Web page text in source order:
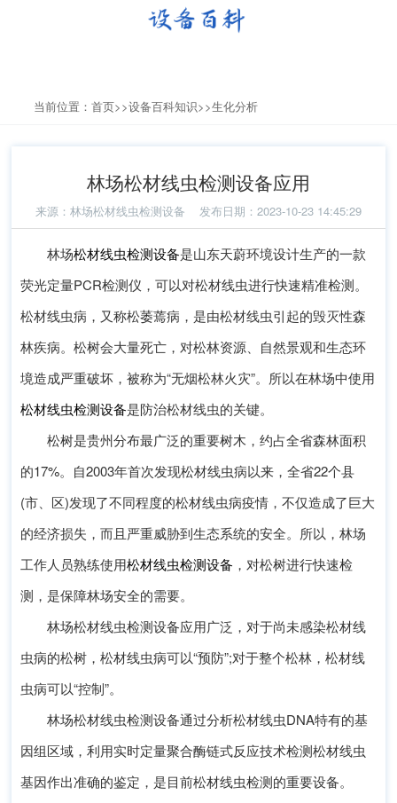
当前位置： 首页>>设备百科知识>>生化分析
林场松材线虫检测设备应用
来源： 林场松材线虫检测设备 发布日期：2023-10-23 14:45:29
林场松材线虫检测设备是山东天蔚环境设计生产的一款
荧光定量PCR检测仪，可以对松材线虫进行快速精准检测。
松材线虫病，又称松萎蔫病，是由松材线虫引起的毁灭性森
林疾病。松树会大量死亡，对松林资源、自然景观和生态环
境造成严重破坏，被称为“无烟松林火灾”。所以在林场中使用
松材线虫检测设备是防治松材线虫的关键。
松树是贵州分布最广泛的重要树木，约占全省森林面积
的17%。自2003年首次发现松材线虫病以来，全省22个县
(市、区)发现了不同程度的松材线虫病疫情，不仅造成了巨大
的经济损失，而且严重威胁到生态系统的安全。所以，林场
工作人员熟练使用松材线虫检测设备 ，对松树进行快速检
测，是保障林场安全的需要。
林场松材线虫检测设备应用广泛，对于尚未感染松材线
虫病的松树，松材线虫病可以“预防”;对于整个松林，松材线
虫病可以“控制”。
林场松材线虫检测设备通过分析松材线虫DNA特有的基
因组区域，利用实时定量聚合酶链式反应技术检测松材线虫
基因作出准确的鉴定，是目前松材线虫检测的重要设备。